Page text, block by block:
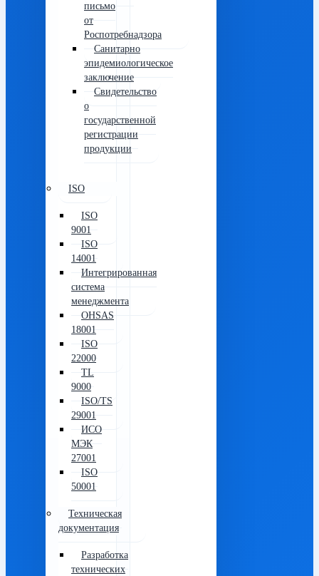
письмо
от
Роспотребнадзора
Санитарно
эпидемиологическое
заключение
Свидетельство
о
государственной
регистрации
продукции
ISO
ISO
9001
ISO
14001
Интегрированная
система
менеджмента
OHSAS
18001
ISO
22000
TL
9000
ISO/TS
29001
ИСО
МЭК
27001
ISO
50001
Техническая
документация
Разработка
технических